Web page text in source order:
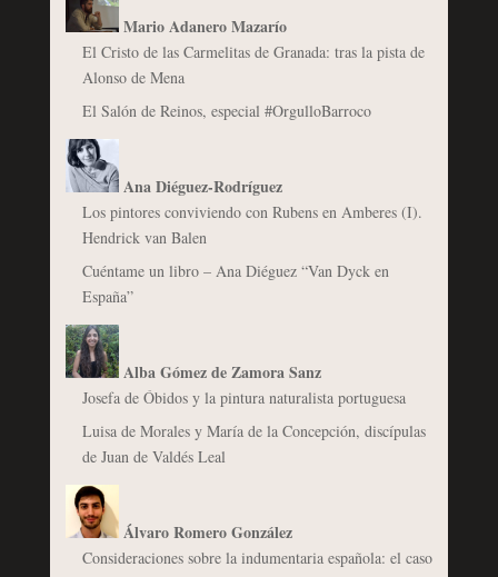
Mario Adanero Mazarío
El Cristo de las Carmelitas de Granada: tras la pista de
Alonso de Mena
El Salón de Reinos, especial #OrgulloBarroco
Ana Diéguez-Rodríguez
Los pintores conviviendo con Rubens en Amberes (I).
Hendrick van Balen
Cuéntame un libro – Ana Diéguez “Van Dyck en
España”
Alba Gómez de Zamora Sanz
Josefa de Óbidos y la pintura naturalista portuguesa
Luisa de Morales y María de la Concepción, discípulas
de Juan de Valdés Leal
Álvaro Romero González
Consideraciones sobre la indumentaria española: el caso